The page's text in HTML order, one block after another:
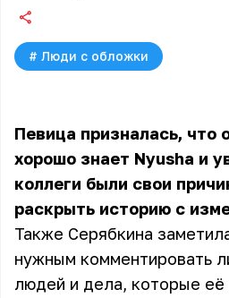
# Люди с обложки
Певица призналась, что
хорошо знает Nyusha и
коллеги были свои
раскрыть историю с
Также Серябкина
нужным комментировать
людей и дела, которые её